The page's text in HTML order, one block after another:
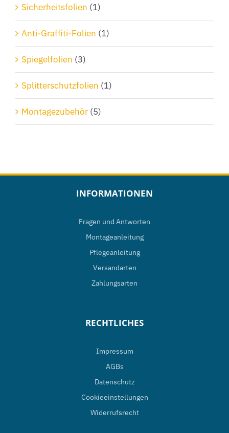
Sicherheitsfolien (1)
Anti-Graffiti-Folien (1)
Spiegelfolien (3)
Splitterschutzfolien (1)
Montagezubehör (5)
INFORMATIONEN
Fragen und Antworten
Montageanleitung
Pflegeanleitung
Versandarten
Zahlungsarten
RECHTLICHES
Impressum
AGBs
Datenschutz
Cookieeinstellungen
Widerrufsrecht